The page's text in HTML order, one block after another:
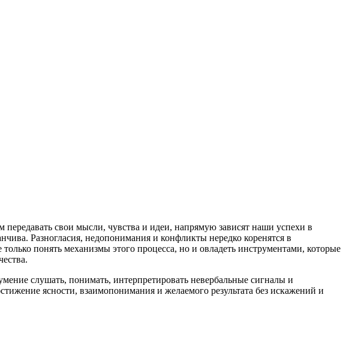
свои мысли, чувства и идеи, напрямую зависят наши успехи в
Разногласия, недопонимания и конфликты нередко коренятся в
понять механизмы этого процесса, но и овладеть инструментами, которые
слушать, понимать, интерпретировать невербальные сигналы и
ясности, взаимопонимания и желаемого результата без искажений и